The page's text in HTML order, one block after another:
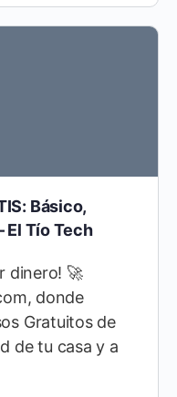
Básico,
El Tío Tech
dinero! 🚀
donde
Gratuitos de
de tu casa y a